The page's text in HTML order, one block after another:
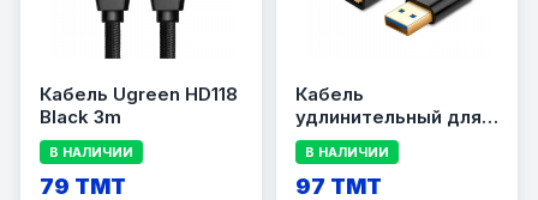
Кабель Ugreen HD118
Black 3m
В НАЛИЧИИ
79 TMT
Кабель
удлинительный для
компьютера UGREEN
US129
В НАЛИЧИИ
97 TMT